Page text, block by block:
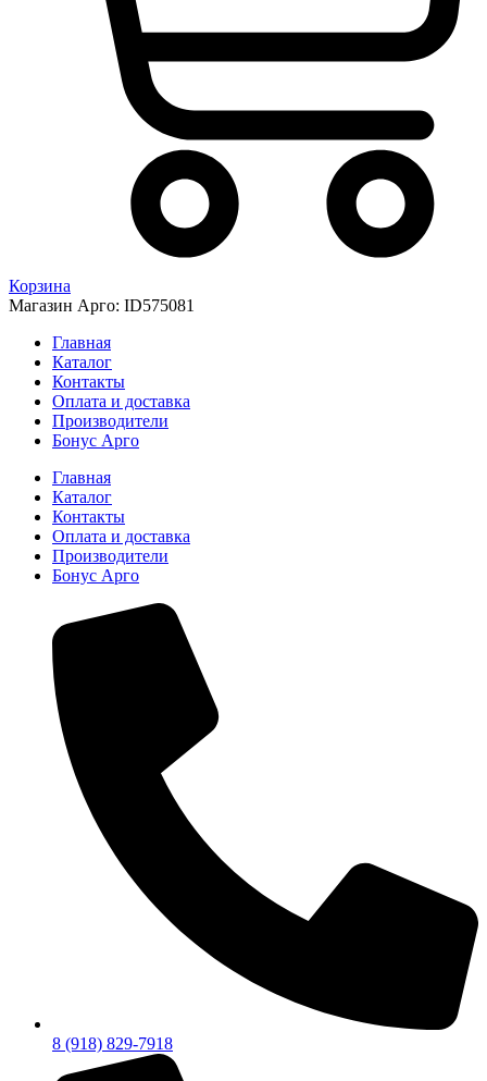
Корзина
Магазин Арго: ID575081
Главная
Каталог
Контакты
Оплата и доставка
Производители
Бонус Арго
Главная
Каталог
Контакты
Оплата и доставка
Производители
Бонус Арго
8 (918) 829-7918